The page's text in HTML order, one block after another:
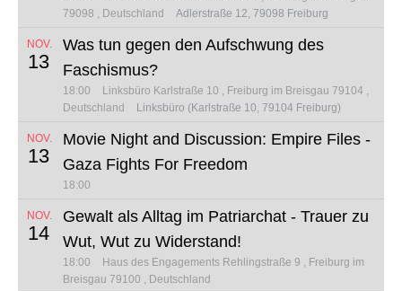
79098
Deutschland Adlerstraße 12, 79098 Freiburg
NOV.
13
Was tun gegen den Aufschwung des
Faschismus?
18:00 Linksbüro Karlstraße 10
Freiburg im Breisgau 79104
Deutschland
Linksbüro (Karlstraße 10, 79104 Freiburg)
NOV.
13
Movie Night and Discussion: Empire Files -
Gaza Fights For Freedom
18:00
NOV.
14
Gewalt als Alltag im Patriarchat - Trauer zu
Wut, Wut zu Widerstand!
18:00 Haus des Engagements Rehlingstraße 9
Freiburg im
Breisgau 79100
Deutschland